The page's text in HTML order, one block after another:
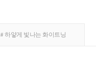
# 하얗게 빛나는 화이트닝